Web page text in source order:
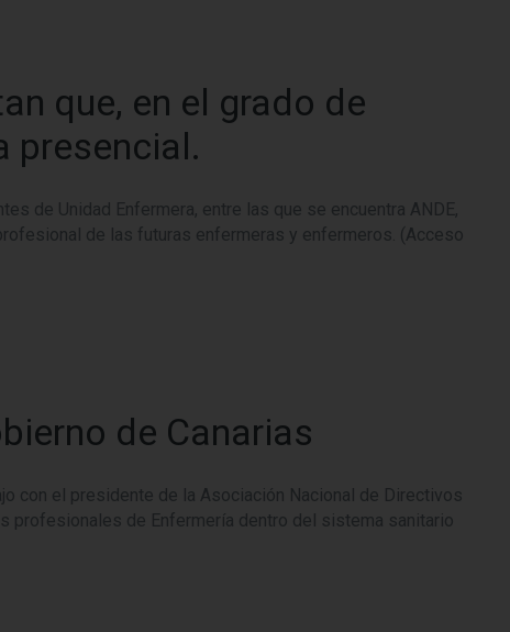
que, en el grado de
presencial.
de Unidad Enfermera, entre las que se encuentra ANDE,
de las futuras enfermeras y enfermeros. (Acceso
de Canarias
con el presidente de la Asociación Nacional de Directivos
profesionales de Enfermería dentro del sistema sanitario